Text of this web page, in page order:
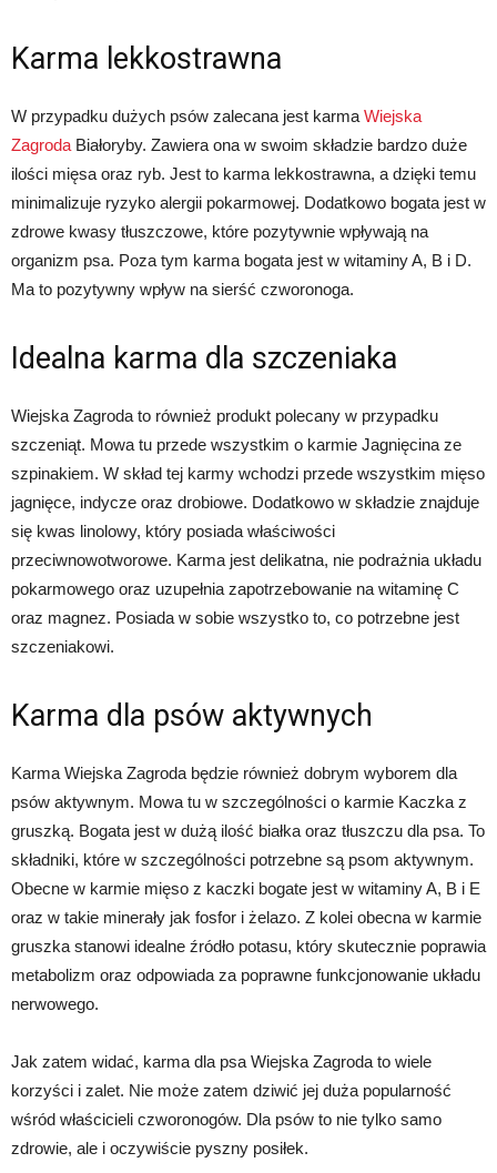
Karma lekkostrawna
W przypadku dużych psów zalecana jest karma Wiejska
Zagroda Białoryby. Zawiera ona w swoim składzie bardzo duże
ilości mięsa oraz ryb. Jest to karma lekkostrawna, a dzięki temu
minimalizuje ryzyko alergii pokarmowej. Dodatkowo bogata jest w
zdrowe kwasy tłuszczowe, które pozytywnie wpływają na
organizm psa. Poza tym karma bogata jest w witaminy A, B i D.
Ma to pozytywny wpływ na sierść czworonoga.
Idealna karma dla szczeniaka
Wiejska Zagroda to również produkt polecany w przypadku
szczeniąt. Mowa tu przede wszystkim o karmie Jagnięcina ze
szpinakiem. W skład tej karmy wchodzi przede wszystkim mięso
jagnięce, indycze oraz drobiowe. Dodatkowo w składzie znajduje
się kwas linolowy, który posiada właściwości
przeciwnowotworowe. Karma jest delikatna, nie podrażnia układu
pokarmowego oraz uzupełnia zapotrzebowanie na witaminę C
oraz magnez. Posiada w sobie wszystko to, co potrzebne jest
szczeniakowi.
Karma dla psów aktywnych
Karma Wiejska Zagroda będzie również dobrym wyborem dla
psów aktywnym. Mowa tu w szczególności o karmie Kaczka z
gruszką. Bogata jest w dużą ilość białka oraz tłuszczu dla psa. To
składniki, które w szczególności potrzebne są psom aktywnym.
Obecne w karmie mięso z kaczki bogate jest w witaminy A, B i E
oraz w takie minerały jak fosfor i żelazo. Z kolei obecna w karmie
gruszka stanowi idealne źródło potasu, który skutecznie poprawia
metabolizm oraz odpowiada za poprawne funkcjonowanie układu
nerwowego.
Jak zatem widać, karma dla psa Wiejska Zagroda to wiele
korzyści i zalet. Nie może zatem dziwić jej duża popularność
wśród właścicieli czworonogów. Dla psów to nie tylko samo
zdrowie, ale i oczywiście pyszny posiłek.